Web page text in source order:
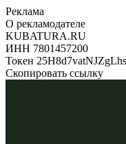
Реклама
О рекламодателе
KUBATURA.RU
ИНН 7801457200
Токен
Скопировать ссылку